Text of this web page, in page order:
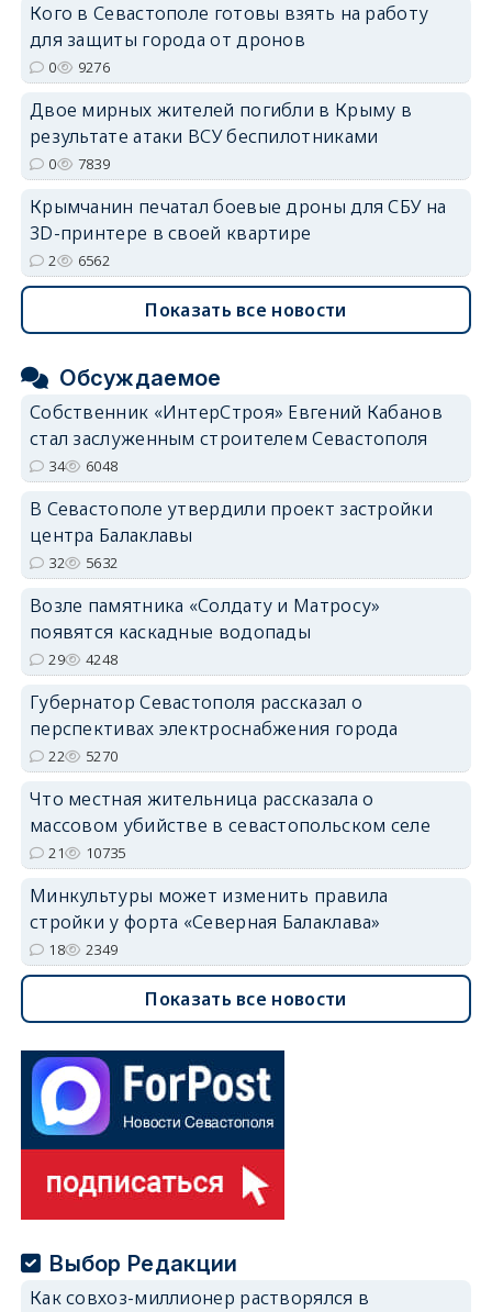
Кого в Севастополе готовы взять на работу
для защиты города от дронов
0 9276
Двое мирных жителей погибли в Крыму в
результате атаки ВСУ беспилотниками
0 7839
Крымчанин печатал боевые дроны для СБУ на
3D-принтере в своей квартире
2 6562
Показать все новости
Обсуждаемое
Собственник «ИнтерСтроя» Евгений Кабанов
стал заслуженным строителем Севастополя
34 6048
В Севастополе утвердили проект застройки
центра Балаклавы
32 5632
Возле памятника «Солдату и Матросу»
появятся каскадные водопады
29 4248
Губернатор Севастополя рассказал о
перспективах электроснабжения города
22 5270
Что местная жительница рассказала о
массовом убийстве в севастопольском селе
21 10735
Минкультуры может изменить правила
стройки у форта «Северная Балаклава»
18 2349
Показать все новости
Выбор Редакции
Как совхоз-миллионер растворялся в